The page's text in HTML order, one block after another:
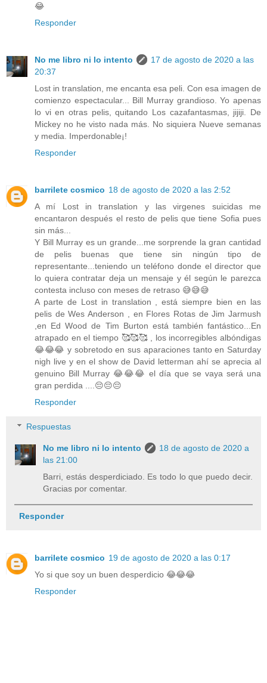
😂
Responder
No me libro ni lo intento
17 de agosto de 2020 a las
20:37
Lost in translation, me encanta esa peli. Con esa imagen de
comienzo espectacular... Bill Murray grandioso. Yo apenas
lo vi en otras pelis, quitando Los cazafantasmas, jijiji. De
Mickey no he visto nada más. No siquiera Nueve semanas
y media. Imperdonable¡!
Responder
barrilete cosmico 18 de agosto de 2020 a las 2:52
A mí Lost in translation y las virgenes suicidas me
encantaron después el resto de pelis que tiene Sofia pues
sin más...
Y Bill Murray es un grande...me sorprende la gran cantidad
de pelis buenas que tiene sin ningún tipo de
representante...teniendo un teléfono donde el director que
lo quiera contratar deja un mensaje y él según le parezca
contesta incluso con meses de retraso 😅😅😅
A parte de Lost in translation , está siempre bien en las
pelis de Wes Anderson , en Flores Rotas de Jim Jarmush
,en Ed Wood de Tim Burton está también fantástico...En
atrapado en el tiempo 🥰🥰🥰 , los incorregibles albóndigas
😂😂😂 y sobretodo en sus aparaciones tanto en Saturday
nigh live y en el show de David letterman ahí se aprecia al
genuino Bill Murray 😂😂😂 el día que se vaya será una
gran perdida ....😔😔😔
Responder
Respuestas
No me libro ni lo intento
18 de agosto de 2020 a
las 21:00
Barri, estás desperdiciado. Es todo lo que puedo decir.
Gracias por comentar.
Responder
barrilete cosmico 19 de agosto de 2020 a las 0:17
Yo si que soy un buen desperdicio 😂😂😂
Responder